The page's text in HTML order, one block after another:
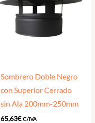
Sombrero Doble Negro
con Superior Cerrado
sin Ala 200mm-250mm
65,63€ C/IVA